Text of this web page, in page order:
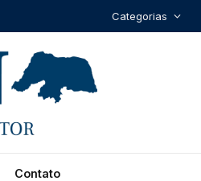
Categorias
Contato